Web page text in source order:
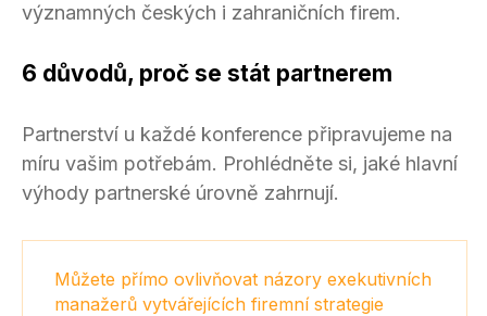
významných českých i zahraničních firem.
6 důvodů, proč se stát partnerem
Partnerství u každé konference připravujeme na
míru vašim potřebám. Prohlédněte si, jaké hlavní
výhody partnerské úrovně zahrnují.
Můžete přímo ovlivňovat názory exekutivních
manažerů vytvářejících firemní strategie